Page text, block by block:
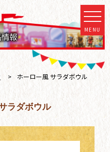
情報
MENU
> ホーロー風 サラダボウル
ラダボウル